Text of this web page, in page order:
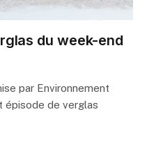
du week-end
par Environnement
épisode de verglas